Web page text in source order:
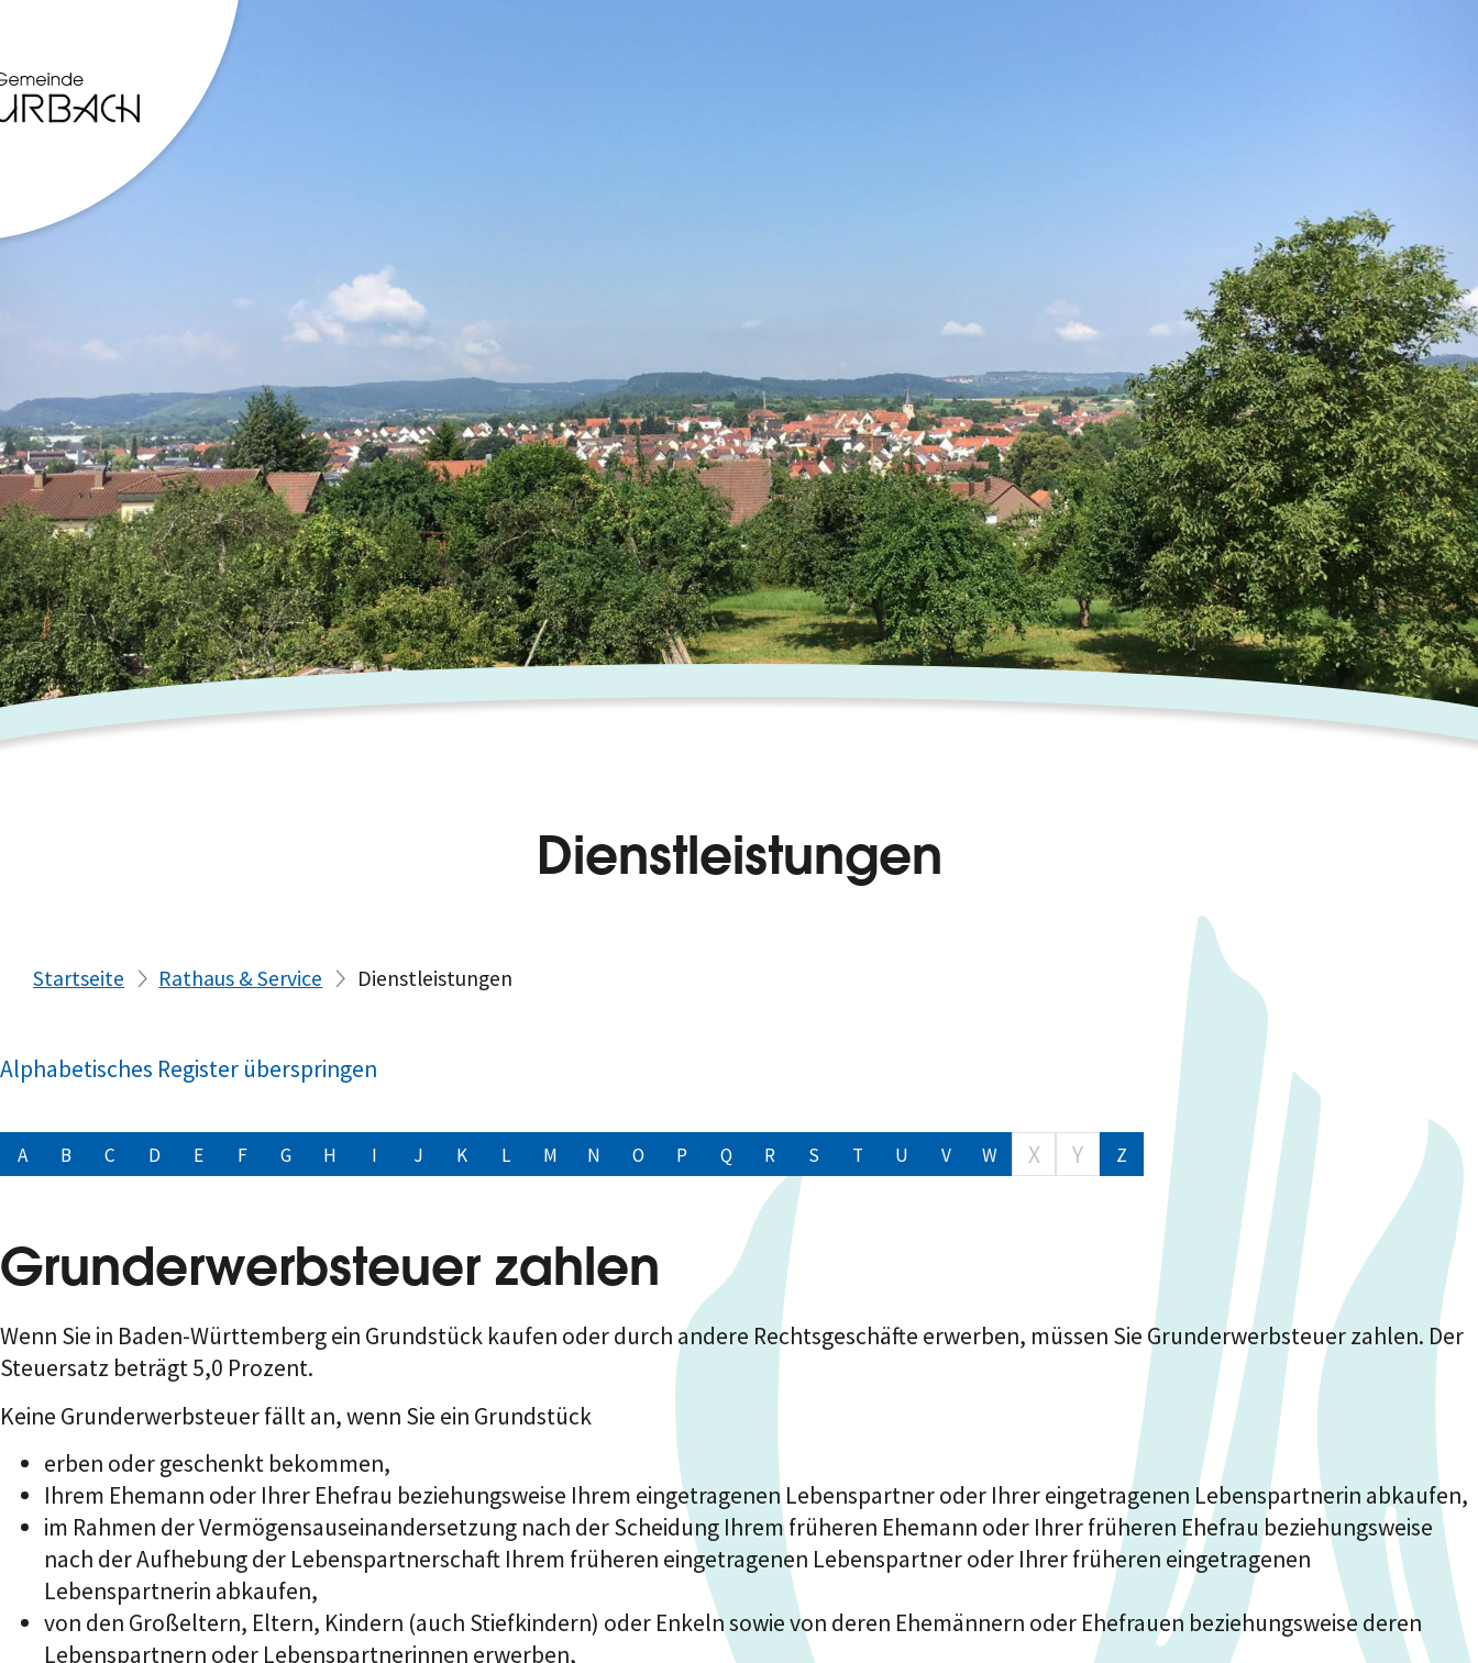
Dienstleistungen
Startseite Rathaus & Service Dienstleistungen
Alphabetisches Register überspringen
A B C D E F G H I J K L M N O P Q R S T U V W X Y Z
Grunderwerbsteuer zahlen
Wenn Sie in Baden-Württemberg ein Grundstück kaufen oder durch andere Rechtsgeschäfte erwerben, müssen Sie Grunderwerbsteuer zahlen. Der
Steuersatz beträgt 5,0 Prozent.
Keine Grunderwerbsteuer fällt an, wenn Sie ein Grundstück
erben oder geschenkt bekommen,
Ihrem Ehemann oder Ihrer Ehefrau beziehungsweise Ihrem eingetragenen Lebenspartner oder Ihrer eingetragenen Lebenspartnerin abkaufen,
im Rahmen der Vermögensauseinandersetzung nach der Scheidung Ihrem früheren Ehemann oder Ihrer früheren Ehefrau beziehungsweise
nach der Aufhebung der Lebenspartnerschaft Ihrem früheren eingetragenen Lebenspartner oder Ihrer früheren eingetragenen
Lebenspartnerin abkaufen,
von den Großeltern, Eltern, Kindern (auch Stiefkindern) oder Enkeln sowie von deren Ehemännern oder Ehefrauen beziehungsweise deren
Lebenspartnern oder Lebenspartnerinnen erwerben,